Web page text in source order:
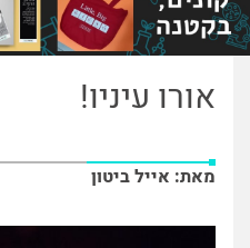
אורו עיניו!
מאת: אייל ביטון